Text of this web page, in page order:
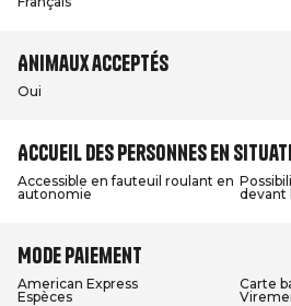
Animaux acceptés
Oui
Accueil des personnes en
Accessible en fauteuil roulant en
autonomie
devant
Mode paiement
American Express
Carte
Espèces